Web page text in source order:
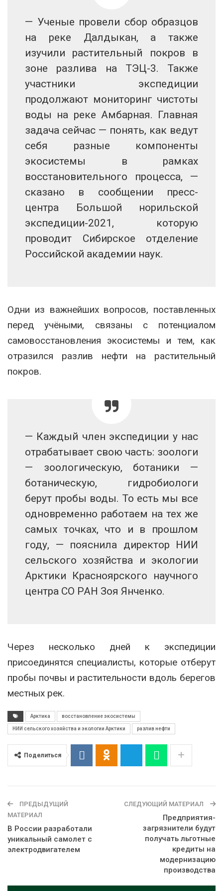
— Ученые провели сбор образцов
на реке Далдыкан, а также
изучили растительный покров в
зоне разлива на ТЭЦ-3. Также
участники экспедиции
продолжают мониторинг чистоты
воды на реке Амбарная. Главная
задача сейчас — понять, как ведут
себя разные компоненты
экосистемы в рамках
восстановительного процесса, —
сказано в сообщении пресс-
центра Большой норильской
экспедиции-2021, которую
проводит Сибирское отделение
Российской академии наук.
Одни из важнейших вопросов, поставленных
перед учёными, связаны с потенциалом
самовосстановления экосистемы и тем, как
отразился разлив нефти на растительный
покров.
— Каждый член экспедиции у нас
отрабатывает свою часть: зоологи
— зоологическую, ботаники —
ботаническую, гидробиологи
берут пробы воды. То есть мы все
одновременно работаем на тех же
самых точках, что и в прошлом
году, — пояснила директор НИИ
сельского хозяйства и экологии
Арктики Красноярского научного
центра СО РАН Зоя Янченко.
Через несколько дней к экспедиции
присоединятся специалисты, которые отберут
пробы почвы и растительности вдоль берегов
местных рек.
Арктика восстановление экосистемы
НИИ сельского хозяйства и экологии Арктики разлив нефти
Поделиться
ПРЕДЫДУЩИЙ
МАТЕРИАЛ
В России разработали
уникальный самолет с
электродвигателем
СЛЕДУЮЩИЙ МАТЕРИАЛ
Предприятия-
загрязнители будут
получать льготные
кредиты на
модернизацию
производства